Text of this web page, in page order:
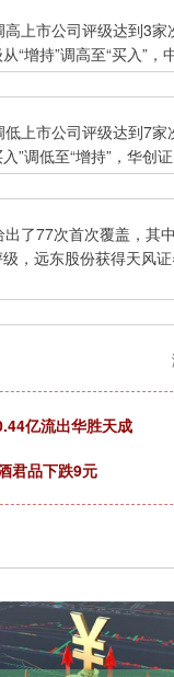
市公司评级达到3家
增持”调高至“买入”，
市公司评级达到7家
调低至“增持”，华创
77次首次覆盖，其
，远东股份获得天风
亿流出华胜天成
君品下跌9元